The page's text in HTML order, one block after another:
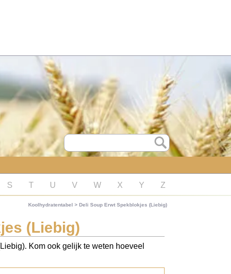
S T U V W X Y Z
Koolhydratentabel > Deli Soup Erwt Spekblokjes (Liebig)
(Liebig)
Kom ook gelijk te weten hoeveel